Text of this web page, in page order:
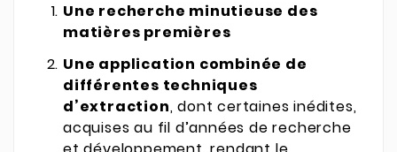
Une recherche minutieuse des
matières premières
Une application combinée de
différentes techniques
d’extraction, dont certaines inédites,
acquises au fil d’années de recherche